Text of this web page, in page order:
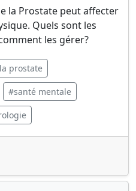
la Prostate peut affecter
Quels sont les
les gérer?
prostate
#santé mentale